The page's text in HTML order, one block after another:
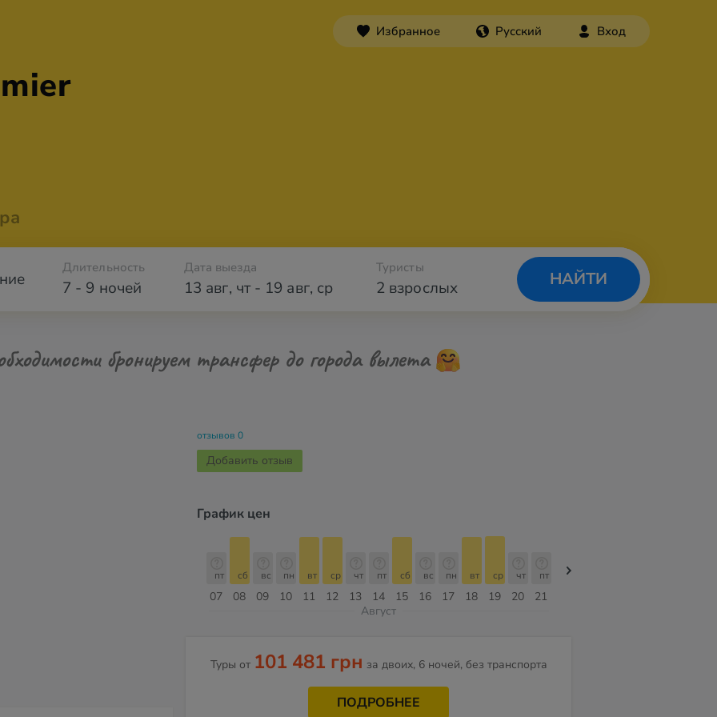
Избранное Русский Вход
7 - 9 ночей
Длительность Дата выезда
13 авг, чт- 19 авг, ср 2 взрослых
Туристы
НАЙТИ
бронируем трансфер до города вылета
отзывов 0
Добавить отзыв
График цен
07
пт
08
сб
09
вс
10
пн
11
вт
12
ср
13
чт
14
пт
15
сб
16
вс
17
пн
18
вт
19
ср
20
чт
21
пт
Август
Туры от 101 481 грн за двоих, 6 ночей, без транспорта
ПОДРОБНЕЕ